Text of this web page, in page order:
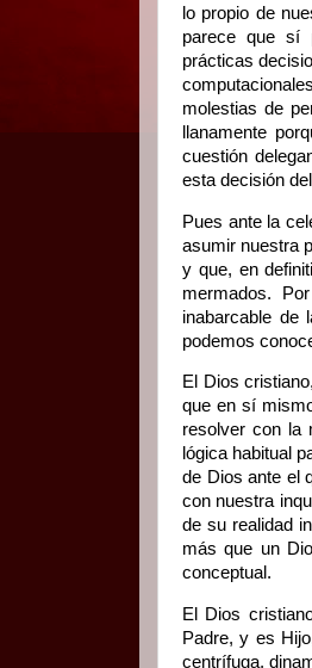
lo propio de
parece que sí
prácticas
molestias de
llanamente
cuestión
esta decisión
Pues ante la
asumir nuestra
y que, en
mermados.
inabarcable de
podemos
El Dios
que en sí
resolver con la
lógica habitual
de Dios ante el
con nuestra
de su realidad
más que un
conceptual.
El Dios
Padre, y es
centrífuga,